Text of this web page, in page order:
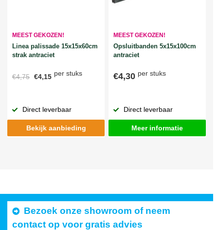
MEEST GEKOZEN!
Linea palissade 15x15x60cm
strak antraciet
€4,75 €4,15 per stuks
Direct leverbaar
Bekijk aanbieding
MEEST GEKOZEN!
Opsluitbanden 5x15x100cm
antraciet
€4,30 per stuks
Direct leverbaar
Meer informatie
Bezoek onze showroom of neem
contact op voor gratis advies